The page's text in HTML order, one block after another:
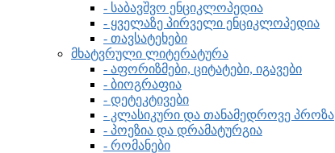
- საბავშვო ენციკლოპედია
- ყველაზე პირველი ენციკლოპედია
- თავსატეხები
მხატვრული ლიტერატურა
- აფორიზმები, ციტატები, იგავები
- ბიოგრაფია
- დეტეკტივები
- კლასიკური და თანამედროვე პროზა
- პოეზია და დრამატურგია
- რომანები